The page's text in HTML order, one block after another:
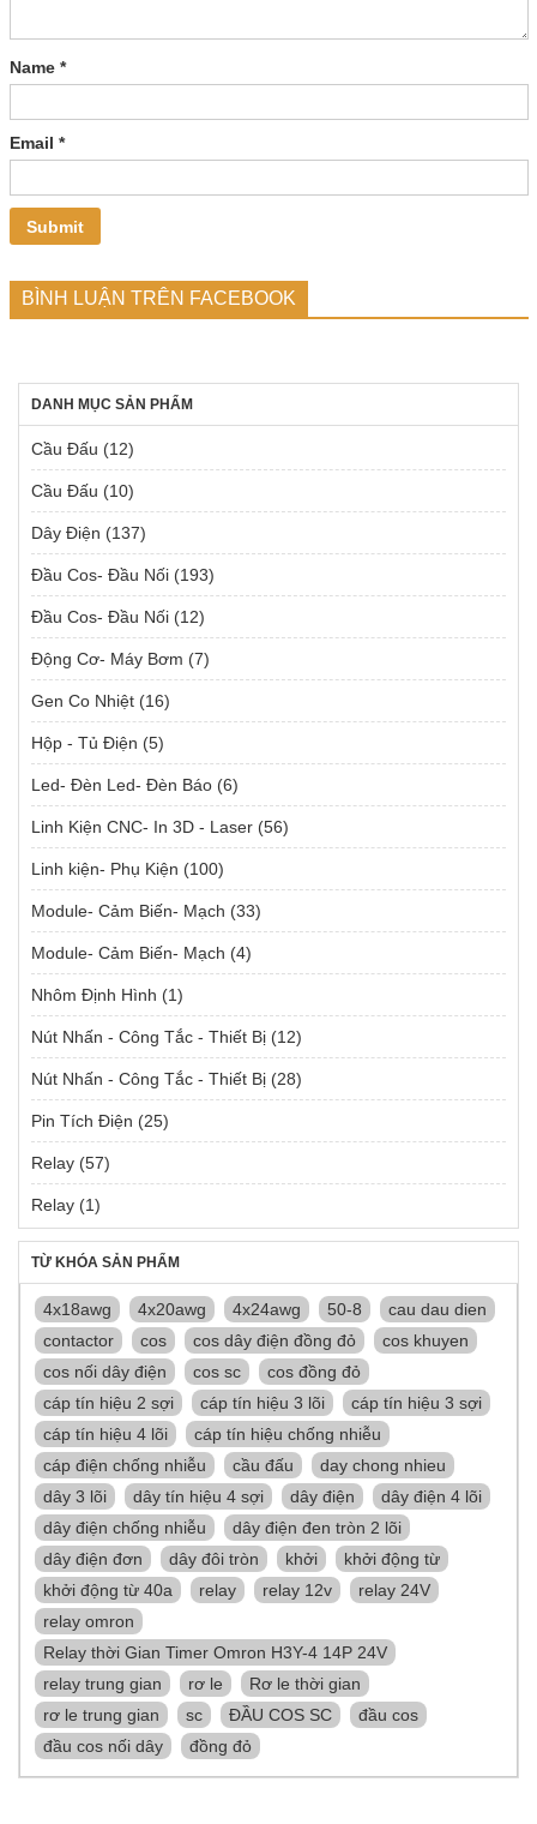
Name *
Email *
BÌNH LUẬN TRÊN FACEBOOK
DANH MỤC SẢN PHẨM
Cầu Đấu (12)
Cầu Đấu (10)
Dây Điện (137)
Đầu Cos- Đầu Nối (193)
Đầu Cos- Đầu Nối (12)
Động Cơ- Máy Bơm (7)
Gen Co Nhiệt (16)
Hộp - Tủ Điện (5)
Led- Đèn Led- Đèn Báo (6)
Linh Kiện CNC- In 3D - Laser (56)
Linh kiện- Phụ Kiện (100)
Module- Cảm Biến- Mạch (33)
Module- Cảm Biến- Mạch (4)
Nhôm Định Hình (1)
Nút Nhấn - Công Tắc - Thiết Bị (12)
Nút Nhấn - Công Tắc - Thiết Bị (28)
Pin Tích Điện (25)
Relay (57)
Relay (1)
TỪ KHÓA SẢN PHẨM
4x18awg 4x20awg 4x24awg 50-8
cau dau dien
contactor
cos cos dây điện đồng đỏ
cos khuyen
cos nối dây điện
cos sc
cos đồng đỏ
cáp tín hiệu 2 sợi
cáp tín hiệu 3 lõi
cáp tín hiệu 3 sợi
cáp tín hiệu 4 lõi
cáp tín hiệu chống nhiễu
cáp điện chống nhiễu
cầu đấu
day chong nhieu
dây 3 lõi
dây tín hiệu 4 sợi dây điện
dây điện 4 lõi
dây điện chống nhiễu
dây điện đen tròn 2 lõi
dây điện đơn
dây đôi tròn khởi
khởi động từ
khởi động từ 40a
relay relay 12v
relay 24V
relay omron
Relay thời Gian Timer Omron H3Y-4 14P 24V
relay trung gian
rơ le
Rơ le thời gian
rơ le trung gian
sc ĐẦU COS SC
đầu cos
đầu cos nối dây
đồng đỏ